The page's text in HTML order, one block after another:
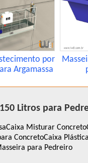
por
Argamassa
Litros para
Caixa Misturar Concreto
ConcretoCaixa
para Pedreiro